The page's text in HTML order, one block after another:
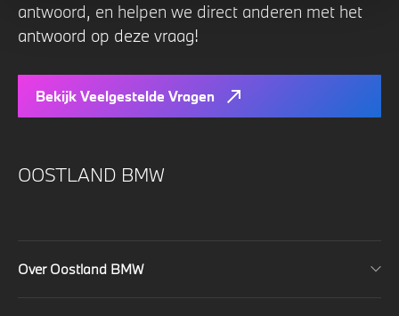
antwoord, en helpen we direct anderen met het
antwoord op deze vraag!
Bekijk Veelgestelde Vragen
OOSTLAND BMW
Over Oostland BMW